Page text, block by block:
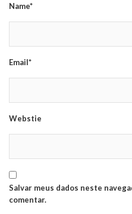
Name*
Email*
Webstie
Salvar meus dados neste
comentar.